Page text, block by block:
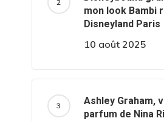
mon look Bambi
Disneyland Paris
10 août 2025
Ashley Graham,
parfum de Nina